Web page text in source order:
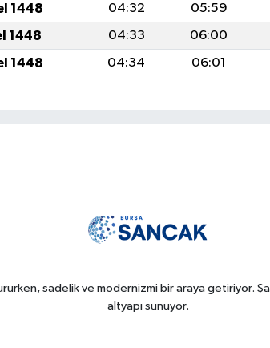
1448 04:32 05:59
1448 04:33 06:00
1448 04:34 06:01
sadelik ve modernizmi bir araya getiriyor.
altyapı sunuyor.